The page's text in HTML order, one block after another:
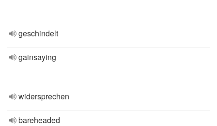
geschindelt
gainsaying
widersprechen
bareheaded